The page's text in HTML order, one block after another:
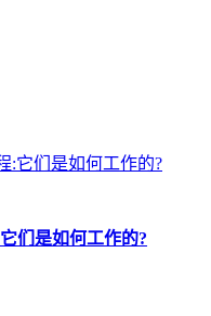
们是如何工作的?